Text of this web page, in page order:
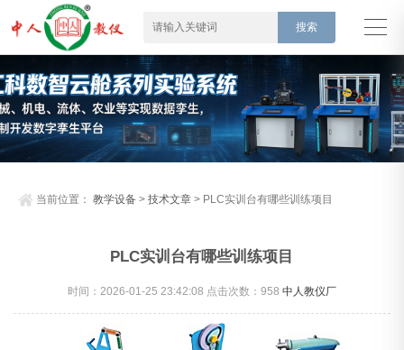
当前位置：教学设备 >技术文章 > PLC实训台有哪些训练项目
PLC实训台有哪些训练项目
时间：2026-01-25 23:42:08 点击次数： 958 中人教仪厂